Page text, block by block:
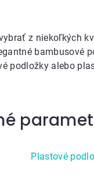
z niekoľkých
bambusové
podložky alebo
Plastové